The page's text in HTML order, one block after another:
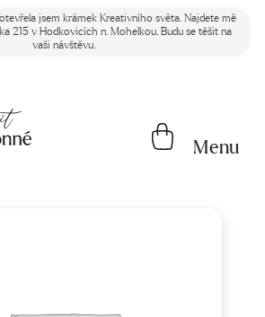
jsem krámek Kreativního světa. Najdete mě
215 v Hodkovicích n. Mohelkou. Budu se těšit na
vaši návštěvu.
Menu